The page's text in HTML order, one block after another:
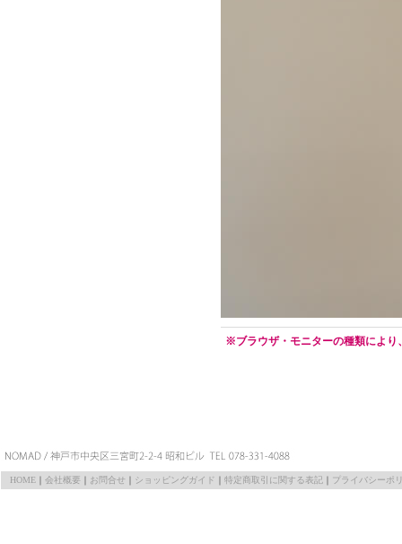
※ブラウザ・モニターの種類により
HOME ｜ 会社概要 ｜ お問合せ ｜ ショッピングガイド ｜ 特定商取引に関する表記 ｜ プライバシーポ